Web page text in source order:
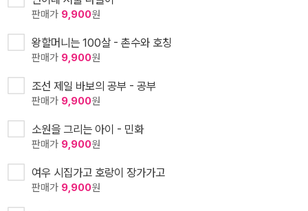
판매가 9,900원
왕할머니는 100살 - 촌수와 호칭
판매가 9,900원
조선 제일 바보의 공부 - 공부
판매가 9,900원
소원을 그리는 아이 - 민화
판매가 9,900원
여우 시집가고 호랑이 장가가고
판매가 9,900원